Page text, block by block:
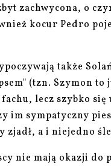
zachwycona, o
kocur Pedro
także
(tzn. Szymon
lecz szybko
im sympatyczny
zjadł, a i niejedno
nie mają okazji